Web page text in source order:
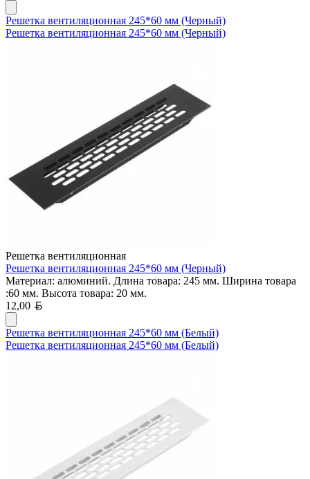
Решетка вентиляционная 245*60 мм (Черный)
Решетка вентиляционная 245*60 мм (Черный)
Решетка вентиляционная
Решетка вентиляционная 245*60 мм (Черный)
Материал: алюминий. Длина товара: 245 мм. Ширина товара
:60 мм. Высота товара: 20 мм.
12,00
Решетка вентиляционная 245*60 мм (Белый)
Решетка вентиляционная 245*60 мм (Белый)